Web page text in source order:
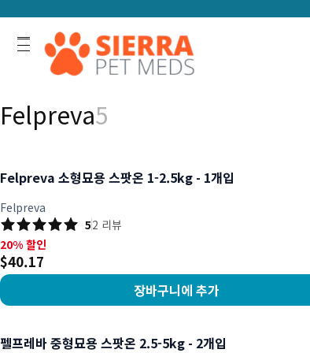
Felpreva5
Felpreva 소형묘용 스팟온 1-2.5kg - 1개입
Felpreva
52 리뷰
20% 할인, $40.17
20% 할인
$40.17
장바구니에 추가
펠프레바 중형묘용 스팟온 2.5-5kg - 2개입